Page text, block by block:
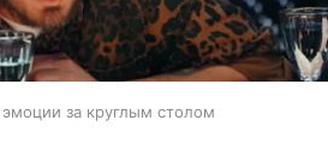
за круглым столом